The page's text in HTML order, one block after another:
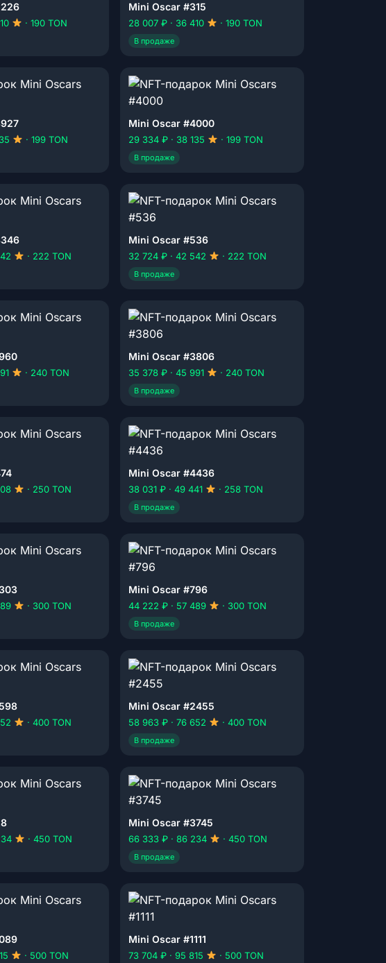
· 190 TON
Mini Oscar #315
28 007 ₽ · 36 410 · 190 TON
В продаже
· 199 TON
Mini Oscar #4000
29 334 ₽ · 38 135 · 199 TON
В продаже
· 222 TON
Mini Oscar #536
32 724 ₽ · 42 542 · 222 TON
В продаже
· 240 TON
Mini Oscar #3806
35 378 ₽ · 45 991 · 240 TON
В продаже
· 250 TON
Mini Oscar #4436
38 031 ₽ · 49 441 · 258 TON
В продаже
· 300 TON
Mini Oscar #796
44 222 ₽ · 57 489 · 300 TON
В продаже
· 400 TON
Mini Oscar #2455
58 963 ₽ · 76 652 · 400 TON
В продаже
· 450 TON
Mini Oscar #3745
66 333 ₽ · 86 234 · 450 TON
В продаже
· 500 TON
Mini Oscar #1111
73 704 ₽ · 95 815 · 500 TON